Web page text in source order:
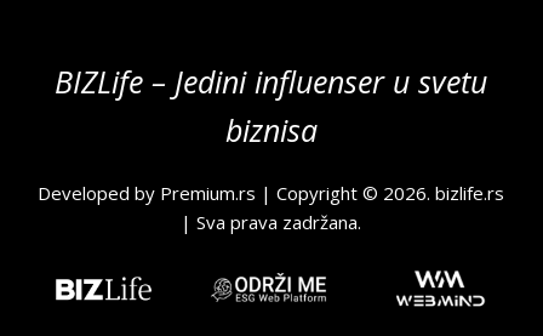
BIZLife – Jedini influenser u svetu
biznisa
Developed by Premium.rs | Copyright © 2026.bizlife.rs
| Sva prava zadržana.